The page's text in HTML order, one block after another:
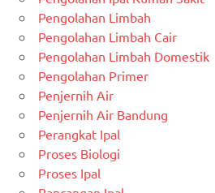
Pengolahan Limbah
Pengolahan Limbah Cair
Pengolahan Limbah Domestik
Pengolahan Primer
Penjernih Air
Penjernih Air Bandung
Perangkat Ipal
Proses Biologi
Proses Ipal